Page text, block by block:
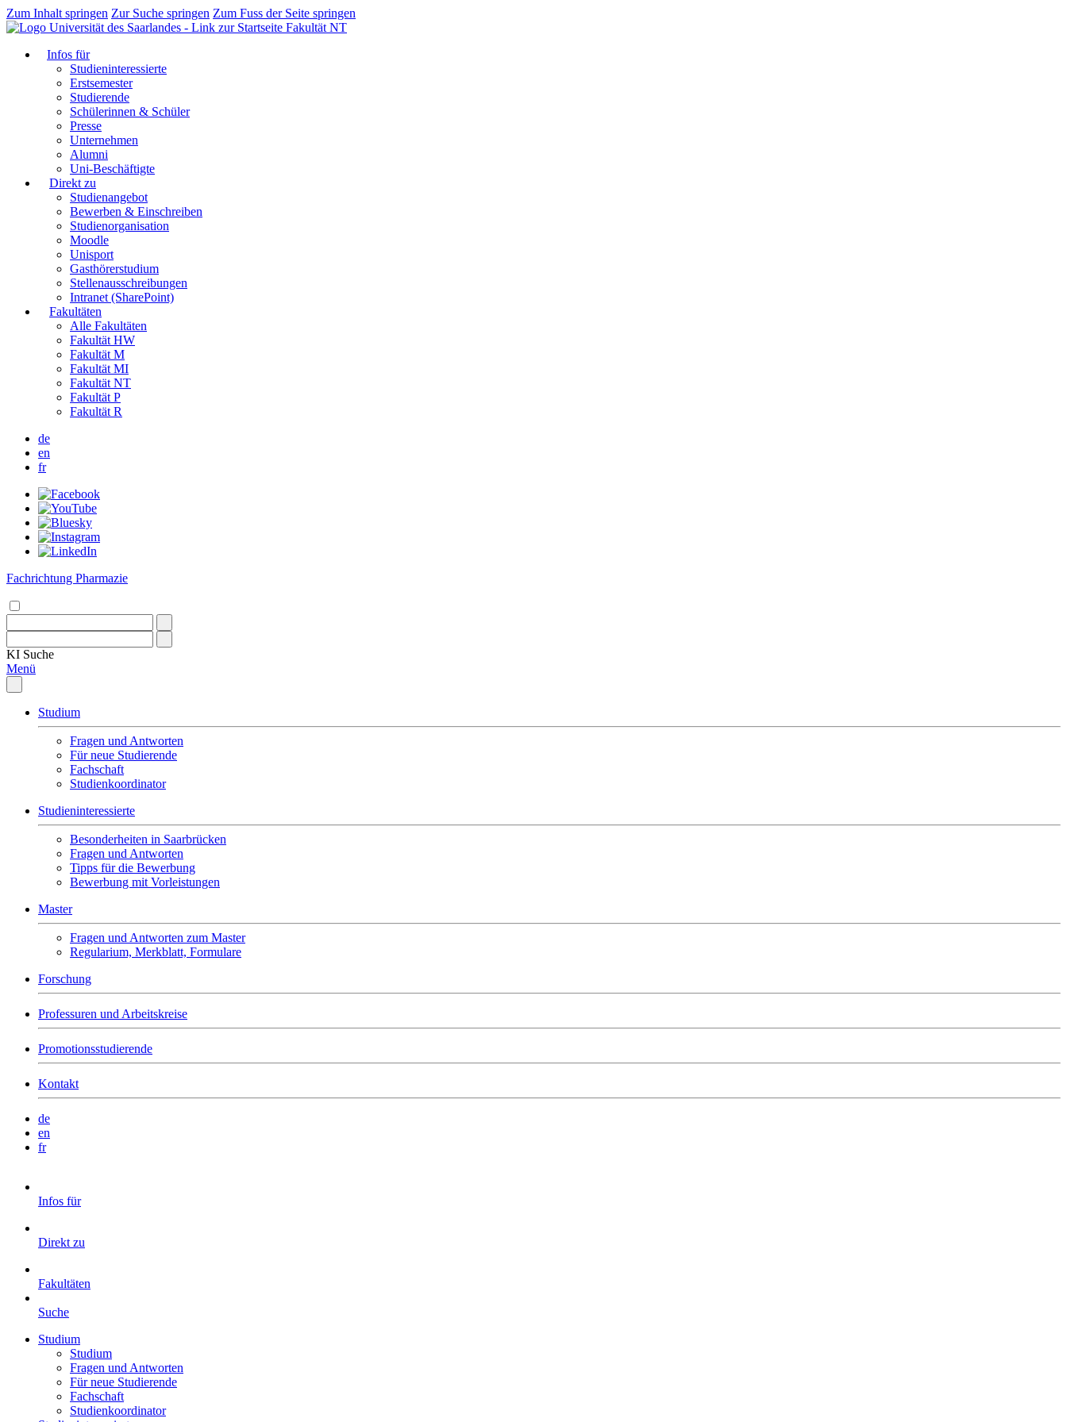
Zum Inhalt springen Zur Suche springen Zum Fuss der Seite springen
Fakultät NT
Infos für
Studieninteressierte
Erstsemester
Studierende
Schülerinnen & Schüler
Presse
Unternehmen
Alumni
Uni-Beschäftigte
Direkt zu
Studienangebot
Bewerben & Einschreiben
Studienorganisation
Moodle
Unisport
Gasthörerstudium
Stellenausschreibungen
Intranet (SharePoint)
Fakultäten
Alle Fakultäten
Fakultät HW
Fakultät M
Fakultät MI
Fakultät NT
Fakultät P
Fakultät R
de
en
fr
Fachrichtung Pharmazie
KI Suche
Menü
Studium
Fragen und Antworten
Für neue Studierende
Fachschaft
Studienkoordinator
Studieninteressierte
Besonderheiten in Saarbrücken
Fragen und Antworten
Tipps für die Bewerbung
Bewerbung mit Vorleistungen
Master
Fragen und Antworten zum Master
Regularium, Merkblatt, Formulare
Forschung
Professuren und Arbeitskreise
Promotionsstudierende
Kontakt
de
en
fr
Infos für
Direkt zu
Fakultäten
Suche
Studium
Studium
Fragen und Antworten
Für neue Studierende
Fachschaft
Studienkoordinator